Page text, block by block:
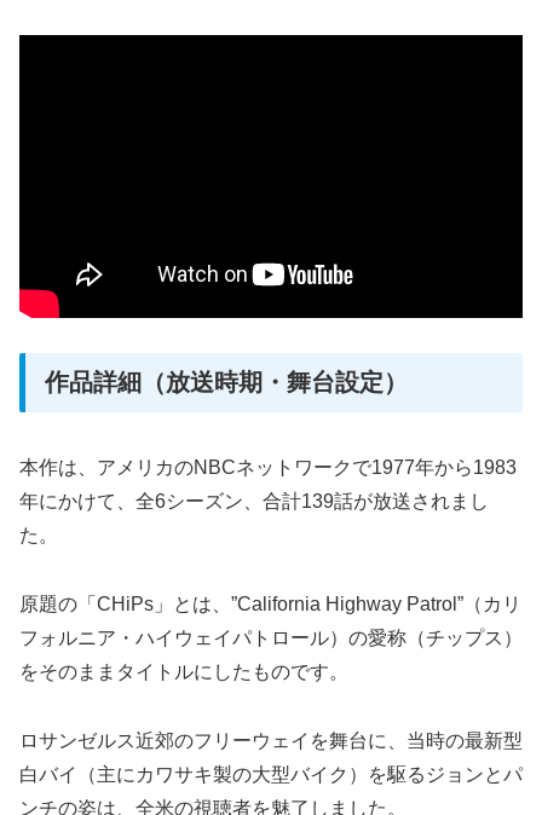
作品詳細（放送時期・舞台設定）
本作は、アメリカのNBCネットワークで1977年から1983
年にかけて、全6シーズン、合計139話が放送されまし
た。
原題の「CHiPs」とは、”California Highway Patrol”（カリ
フォルニア・ハイウェイパトロール）の愛称（チップス）
をそのままタイトルにしたものです。
ロサンゼルス近郊のフリーウェイを舞台に、当時の最新型
白バイ（主にカワサキ製の大型バイク）を駆るジョンとパ
ンチの姿は、全米の視聴者を魅了しました。